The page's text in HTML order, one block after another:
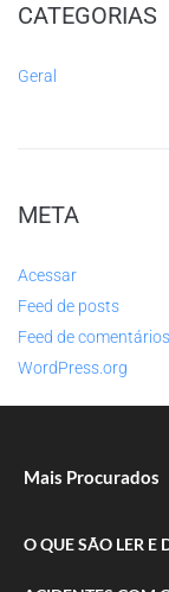
CATEGORIAS
Geral
META
Acessar
Feed de posts
Feed de comentários
WordPress.org
Mais Procurados
O QUE SÃO LER E